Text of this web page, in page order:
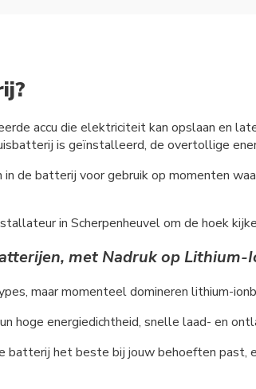
accu die elektriciteit kan opslaan en
is geïnstalleerd, de overtollige
de batterij voor gebruik op momenten
in Scherpenheuvel om de hoek
met Nadruk op Lithium-
maar momenteel domineren lithium-
hoge energiedichtheid, snelle laad- en
het beste bij jouw behoeften past,